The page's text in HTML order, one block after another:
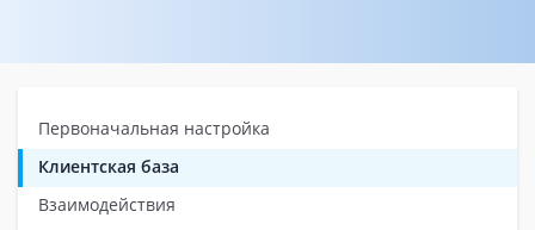
Первоначальная настройка
Клиентская база
Взаимодействия